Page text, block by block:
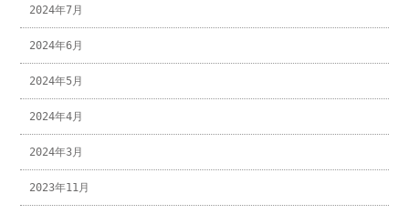
2024年7月
2024年6月
2024年5月
2024年4月
2024年3月
2023年11月